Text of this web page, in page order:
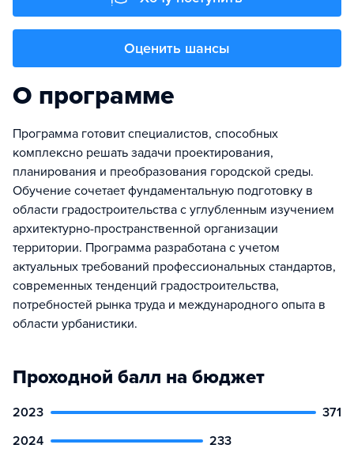
Оценить шансы
О программе
Программа готовит специалистов, способных
комплексно решать задачи проектирования,
планирования и преобразования городской среды.
Обучение сочетает фундаментальную подготовку в
области градостроительства с углубленным изучением
архитектурно-пространственной организации
территории. Программа разработана с учетом
актуальных требований профессиональных стандартов,
современных тенденций градостроительства,
потребностей рынка труда и международного опыта в
области урбанистики.
Проходной балл на бюджет
2023
371
2024
233